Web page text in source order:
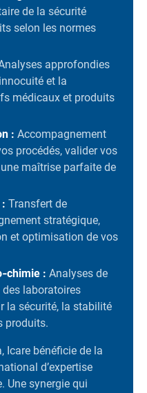
de la sécurité
selon les normes
approfondies
et la
médicaux et produits
: Accompagnement
procédés, valider vos
maîtrise parfaite de
Transfert de
stratégique,
et optimisation de vos
: Analyses de
des laboratoires
la sécurité, la stabilité
produits.
Icare bénéficie de la
d’expertise
Une synergie qui